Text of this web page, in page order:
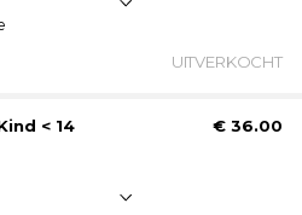
UITVERKOCHT
· Zaterdag · Zondag
< 14
€ 36.00